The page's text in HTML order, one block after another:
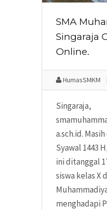
SMA
Singaraja
Online.
HumasSMKM
Singaraja,
a.sch.id.
Syawal 1443
ini ditanggal
siswa kelas X
menghadapi